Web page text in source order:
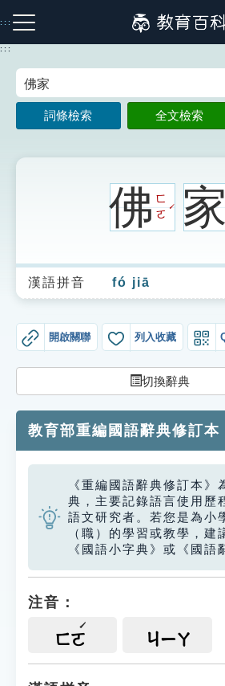
到
主
:::
注音索引圖示 筆畫索引圖示
生字詞彙表
成語故事
索引選單
單字索引
生命大百科索引
遊戲專區
教學應用
貓頭鷹博士
:::
詞條檢索 全文檢索
佛ㄈ
ㄛ
ˊ
漢語拼音 fó jiā
開啟關聯 列入收藏
切換辭典
教育部重編國語辭典修訂本
《重編國語辭典修訂本》
典，主要記錄語言使用歷
語文研究者。若您是為小
（職）的學習或教學，建
《國語小字典》或《國語
注音：
ㄈㄛ ㄐㄧㄚ